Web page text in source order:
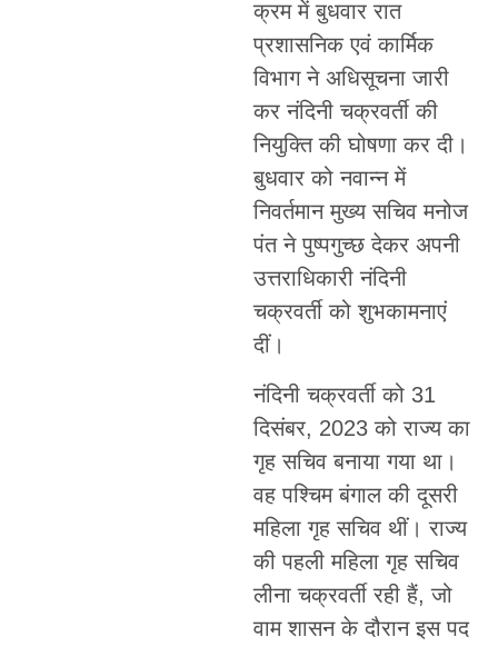
क्रम में बुधवार रात
प्रशासनिक एवं कार्मिक
विभाग ने अधिसूचना जारी
कर नंदिनी चक्रवर्ती की
नियुक्ति की घोषणा कर दी।
बुधवार को नवान्न में
निवर्तमान मुख्य सचिव मनोज
पंत ने पुष्पगुच्छ देकर अपनी
उत्तराधिकारी नंदिनी
चक्रवर्ती को शुभकामनाएं
दीं।
नंदिनी चक्रवर्ती को 31
दिसंबर, 2023 को राज्य का
गृह सचिव बनाया गया था।
वह पश्चिम बंगाल की दूसरी
महिला गृह सचिव थीं। राज्य
की पहली महिला गृह सचिव
लीना चक्रवर्ती रही हैं, जो
वाम शासन के दौरान इस पद